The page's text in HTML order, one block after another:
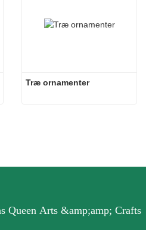
Træ ornamenter
Queen Arts &amp;amp; Crafts